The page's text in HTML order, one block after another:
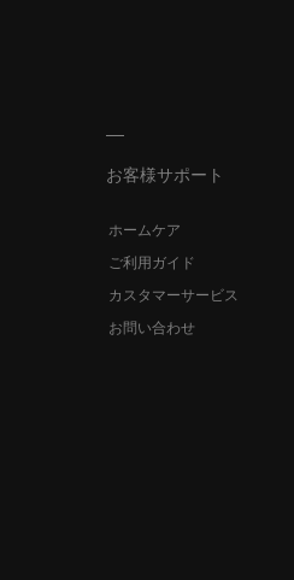
お客様サポート
ホームケア
ご利用ガイド
カスタマーサービス
お問い合わせ